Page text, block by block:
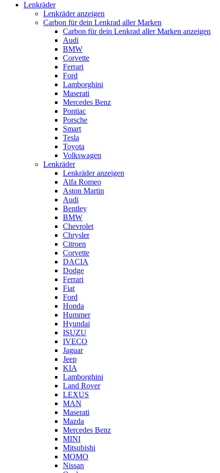
Lenkräder
Lenkräder anzeigen
Carbon für dein Lenkrad aller Marken
Carbon für dein Lenkrad aller Marken anzeigen
Audi
BMW
Corvette
Ferrari
Ford
Lamborghini
Maserati
Mercedes Benz
Pontiac
Porsche
Smart
Tesla
Toyota
Volkswagen
Lenkräder
Lenkräder anzeigen
Alfa Romeo
Aston Martin
Audi
Bentley
BMW
Chevrolet
Chrysler
Citroen
Corvette
DACIA
Dodge
Ferrari
Fiat
Ford
Honda
Hummer
Hyundai
ISUZU
IVECO
Jaguar
Jeep
KIA
Lamborghini
Land Rover
LEXUS
MAN
Maserati
Mazda
Mercedes Benz
MINI
Mitsubishi
MOMO
Nissan